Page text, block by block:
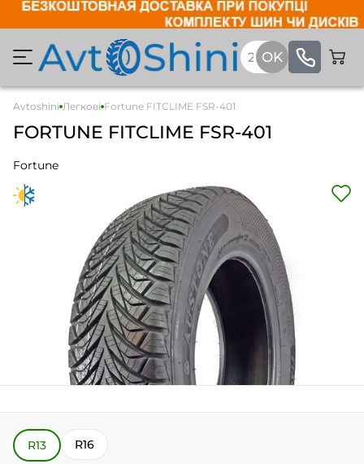
Avtoshini Легкові Fortune FITCLIME FSR-401
FORTUNE FITCLIME FSR-401
Fortune
R13 R16